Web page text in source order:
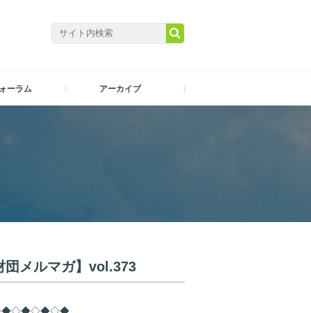
ーラム アーカイブ
団メルマガ】vol.373